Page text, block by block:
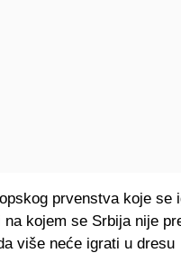
prvenstva koje se
na kojem se Srbija nije
više neće igrati u dresu